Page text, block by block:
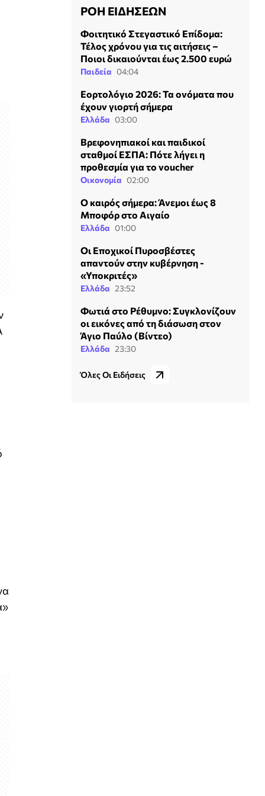
ΡΟΗ ΕΙΔΗΣΕΩΝ
Φοιτητικό Στεγαστικό Επίδομα:
Τέλος χρόνου για τις αιτήσεις –
Ποιοι δικαιούνται έως 2.500 ευρώ
Παιδεία 04:04
Εορτολόγιο 2026: Τα ονόματα που
έχουν γιορτή σήμερα
Ελλάδα 03:00
Βρεφονηπιακοί και παιδικοί
σταθμοί ΕΣΠΑ: Πότε λήγει η
προθεσμία για το voucher
Οικονομία 02:00
Ο καιρός σήμερα: Άνεμοι έως 8
Μποφόρ στο Αιγαίο
Ελλάδα 01:00
Οι Εποχικοί Πυροσβέστες
απαντούν στην κυβέρνηση -
«Υποκριτές»
Ελλάδα 23:52
Φωτιά στο Ρέθυμνο: Συγκλονίζουν
οι εικόνες από τη διάσωση στον
Άγιο Παύλο (Βίντεο)
Ελλάδα 23:30
Όλες Οι Ειδήσεις